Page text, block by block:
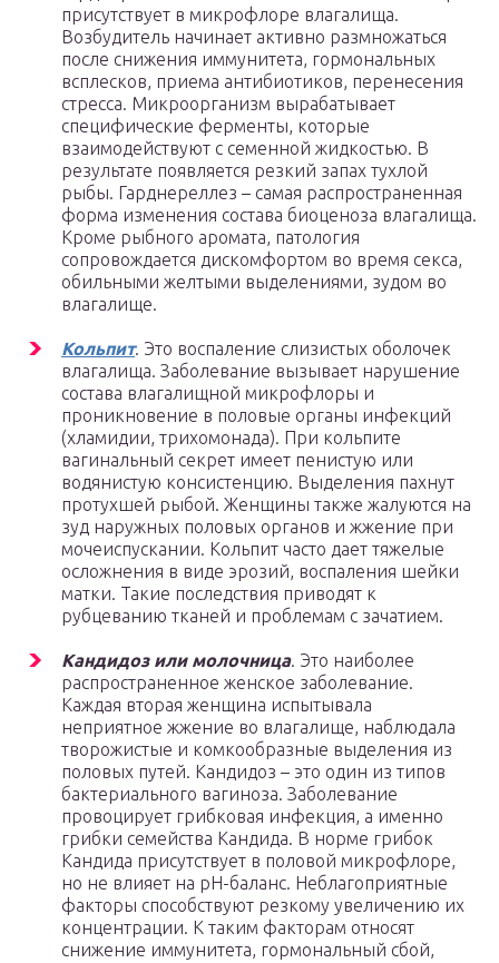
присутствует в микрофлоре влагалища.
Возбудитель начинает активно размножаться
после снижения иммунитета, гормональных
всплесков, приема антибиотиков, перенесения
стресса. Микроорганизм вырабатывает
специфические ферменты, которые
взаимодействуют с семенной жидкостью. В
результате появляется резкий запах тухлой
рыбы. Гарднереллез – самая распространенная
форма изменения состава биоценоза влагалища.
Кроме рыбного аромата, патология
сопровождается дискомфортом во время секса,
обильными желтыми выделениями, зудом во
влагалище.
Кольпит. Это воспаление слизистых оболочек
влагалища. Заболевание вызывает нарушение
состава влагалищной микрофлоры и
проникновение в половые органы инфекций
(хламидии, трихомонада). При кольпите
вагинальный секрет имеет пенистую или
водянистую консистенцию. Выделения пахнут
протухшей рыбой. Женщины также жалуются на
зуд наружных половых органов и жжение при
мочеиспускании. Кольпит часто дает тяжелые
осложнения в виде эрозий, воспаления шейки
матки. Такие последствия приводят к
рубцеванию тканей и проблемам с зачатием.
Кандидоз или молочница. Это наиболее
распространенное женское заболевание.
Каждая вторая женщина испытывала
неприятное жжение во влагалище, наблюдала
творожистые и комкообразные выделения из
половых путей. Кандидоз – это один из типов
бактериального вагиноза. Заболевание
провоцирует грибковая инфекция, а именно
грибки семейства Кандида. В норме грибок
Кандида присутствует в половой микрофлоре,
но не влияет на рН-баланс. Неблагоприятные
факторы способствуют резкому увеличению их
концентрации. К таким факторам относят
снижение иммунитета, гормональный сбой,